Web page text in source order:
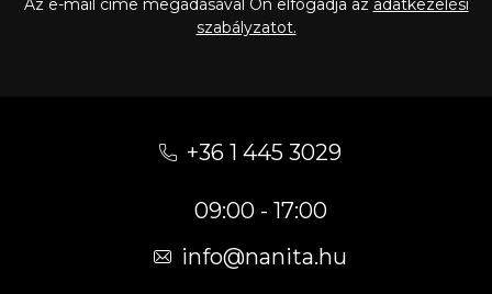
Az e-mail címe megadásával Ön elfogadja az adatkezelési
szabályzatot.
+36 1 445 3029
09:00 - 17:00
info@nanita.hu